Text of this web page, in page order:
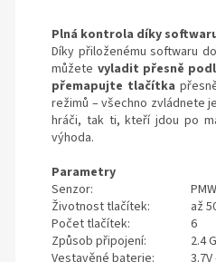
Plná kontrola díky
Díky přiloženému softwaru
můžete vyladit přesně
přemapujte tlačítka
režimů – všechno zvládnete
hráči, tak ti, kteří jdou po
výhoda.
Parametry
Senzor:
Životnost tlačítek:
až
Počet tlačítek:
6
Způsob připojení:
2.4